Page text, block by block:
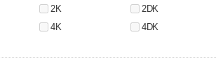
2K
2DK
4K
4DK